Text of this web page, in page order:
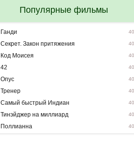
Популярные фильмы
Ганди
Секрет. Закон притяжения
Код Моисея
42
Опус
Тренер
Самый быстрый Индиан
Тинэйджер на миллиард
Поллианна